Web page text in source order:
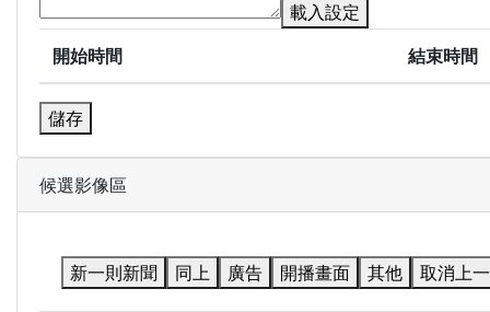
載入設定
開始時間
結束時間
儲存
候選影像區
新一則新聞 同上 廣告 開播畫面 其他 取消上